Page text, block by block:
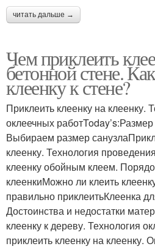
читать дальше →
Чем приклеить
бетонной стене.
клеенку к стене?
Приклеить клеенку на клеенку.
оклеечных
Выбираем размер
клеенку. Технология
клеенку обойным клеем.
клеенкиМожно ли клеить
правильно приклеитьКлеенка
Достоинства и недостатки
клеенку к дереву. Технология
приклеить клеенку на клеенку.